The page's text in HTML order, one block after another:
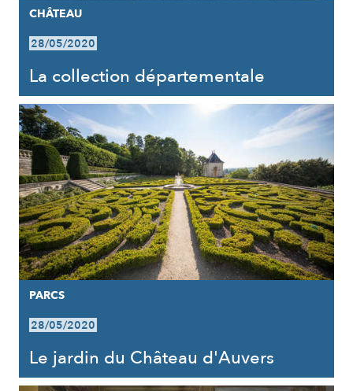
CHÂTEAU
28/05/2020
La collection départementale
PARCS
28/05/2020
Le jardin du Château d'Auvers